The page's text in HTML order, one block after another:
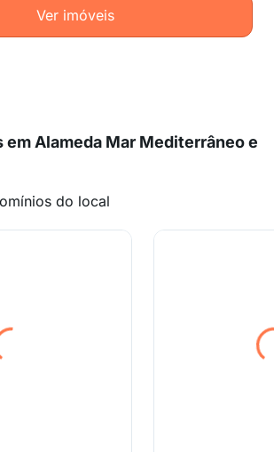
Ver imóveis
em Alameda Mar Mediterrâneo e
do local